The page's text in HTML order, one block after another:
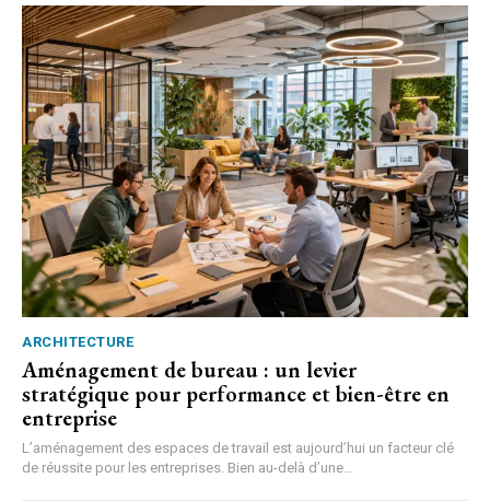
ARCHITECTURE
Aménagement de bureau : un levier
stratégique pour performance et bien-être en
entreprise
L’aménagement des espaces de travail est aujourd’hui un facteur clé
de réussite pour les entreprises. Bien au-delà d’une...